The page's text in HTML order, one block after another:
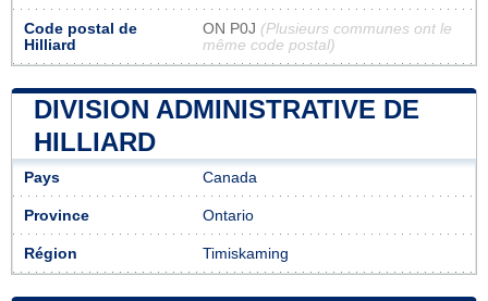
Code postal de
Hilliard
ON P0J (Plusieurs communes ont le
même code postal)
DIVISION ADMINISTRATIVE DE
HILLIARD
Pays Canada
Province Ontario
Région Timiskaming